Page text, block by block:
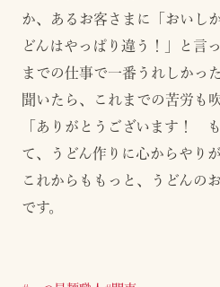
か、あるお客さまに「おいし
どんはやっぱり違う！」と言
までの仕事で一番うれしかっ
聞いたら、これまでの苦労も
「ありがとうございます！
て、うどん作りに心からやり
これからももっと、うどんの
です。